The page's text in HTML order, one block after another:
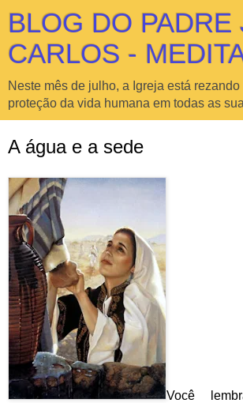
BLOG DO PADRE
CARLOS -
Neste mês de julho, a Igreja está
proteção da vida humana em todas as
A água e a sede
Você